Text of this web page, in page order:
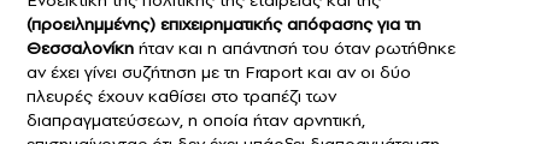
(προειλημμένης) επιχειρηματικής απόφασης για τη
Θεσσαλονίκη ήταν και η απάντησή του όταν ρωτήθηκε
αν έχει γίνει συζήτηση με τη Fraport και αν οι δύο
πλευρές έχουν καθίσει στο τραπέζι των
διαπραγματεύσεων, η οποία ήταν αρνητική,